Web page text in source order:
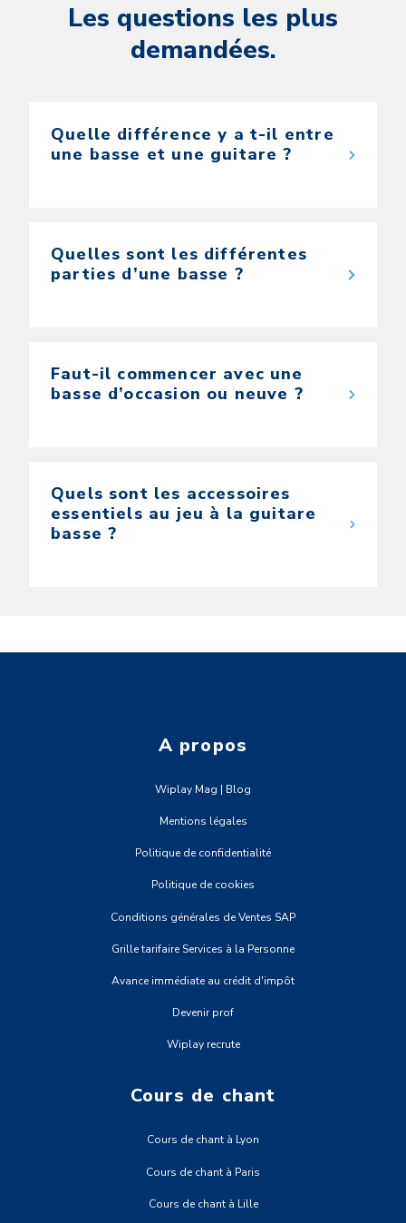
Les questions les plus
demandées.
Quelle différence y a t-il entre
une basse et une guitare ?
Quelles sont les différentes
parties d’une basse ?
Faut-il commencer avec une
basse d’occasion ou neuve ?
Quels sont les accessoires
essentiels au jeu à la guitare
basse ?
A propos
Wiplay Mag | Blog
Mentions légales
Politique de confidentialité
Politique de cookies
Conditions générales de Ventes SAP
Grille tarifaire Services à la Personne
Avance immédiate au crédit d'impôt
Devenir prof
Wiplay recrute
Cours de chant
Cours de chant à Lyon
Cours de chant à Paris
Cours de chant à Lille